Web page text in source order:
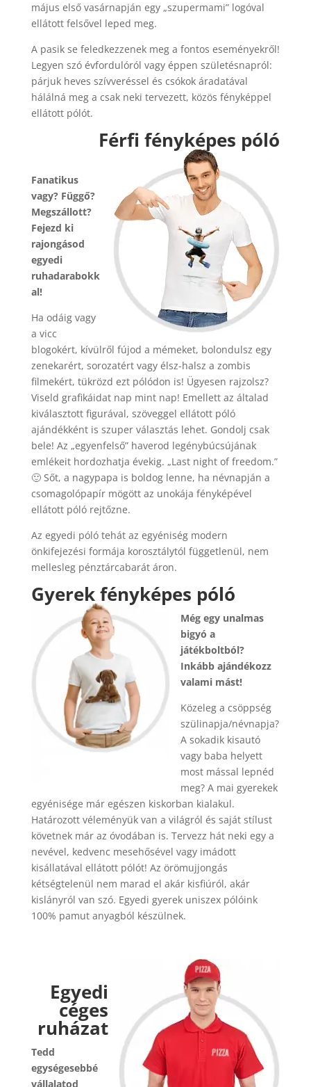
május első vasárnapján egy „szupermami” logóval
ellátott felsővel leped meg.
A pasik se feledkezzenek meg a fontos eseményekről!
Legyen szó évfordulóról vagy éppen születésnapról:
párjuk heves szívveréssel és csókok áradatával
hálálná meg a csak neki tervezett, közös fényképpel
ellátott pólót.
Férfi fényképes póló
Fanatikus
vagy? Függő?
Megszállott?
Fejezd ki
rajongásod
egyedi
ruhadarabokk
al!
Ha odáig vagy
a vicc
blogokért, kívülről fújod a mémeket, bolondulsz egy
zenekarért, sorozatért vagy élsz-halsz a zombis
filmekért, tükrözd ezt pólódon is! Ügyesen rajzolsz?
Viseld grafikáidat nap mint nap! Emellett az általad
kiválasztott figurával, szöveggel ellátott póló
ajándékként is szuper választás lehet. Gondolj csak
bele! Az „egyenfelső” haverod legénybúcsújának
emlékeit hordozhatja évekig. „Last night of freedom.”
🙂 Sőt, a nagypapa is boldog lenne, ha névnapján a
csomagolópapír mögött az unokája fényképével
ellátott póló rejtőzne.
Az egyedi póló tehát az egyéniség modern
önkifejezési formája korosztálytól függetlenül, nem
mellesleg pénztárcabarát áron.
Gyerek fényképes póló
Még egy unalmas
bigyó a
játékboltból?
Inkább ajándékozz
valami mást!
Közeleg a csöppség
szülinapja/névnapja?
A sokadik kisautó
vagy baba helyett
most mással lepnéd
meg? A mai gyerekek
egyénisége már egészen kiskorban kialakul.
Határozott véleményük van a világról és saját stílust
követnek már az óvodában is. Tervezz hát neki egy a
nevével, kedvenc mesehősével vagy imádott
kisállatával ellátott pólót! Az örömujjongás
kétségtelenül nem marad el akár kisfiúról, akár
kislányról van szó. Egyedi gyerek uniszex pólóink
100% pamut anyagból készülnek.
Egyedi
céges
ruházat
Tedd
egységesebbé
vállalatod